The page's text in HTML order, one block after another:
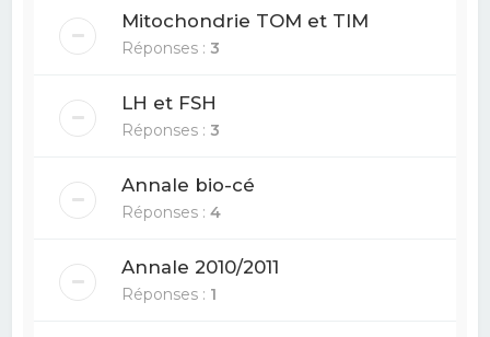
Mitochondrie TOM et TIM
Réponses :3
LH et FSH
Réponses :3
Annale bio-cé
Réponses :4
Annale 2010/2011
Réponses : 1